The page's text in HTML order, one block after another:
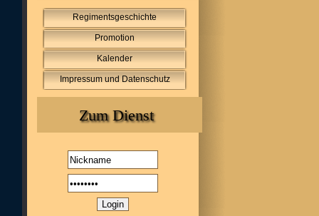
Regimentsgeschichte
Promotion
Kalender
Impressum und Datenschutz
Zum Dienst